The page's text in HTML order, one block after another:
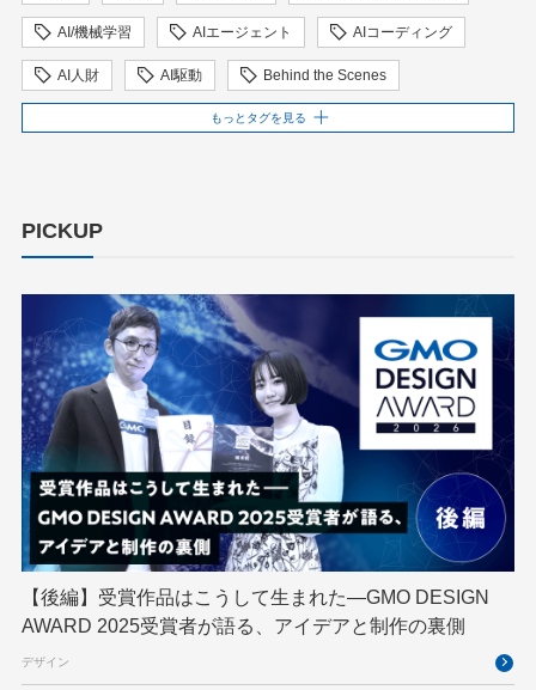
AI/機械学習 AIエージェント AIコーディング
AI人財 AI駆動 Behind the Scenes
blockchain ChatGPT
Designship developer DevRel
DevSecOpsThon Docker
Engineering Journey expert EXPERT CROSS
GMO AI＆ロボティクス商事 GMO AIR
GMO DESIGN AWARD GMO Developers Day
GMO Developers Night GMO Flatt Security
GMO GPUクラウド GMO Hacking Night
GMO kitaQ GMO SONIC GMOアドパートナーズ
GMOアドマーケティング GMOインターネット
もっとタグを見る
PICKUP
【後編】受賞作品はこうして生まれた—GMO DESIGN
AWARD 2025受賞者が語る、アイデアと制作の裏側
デザイン